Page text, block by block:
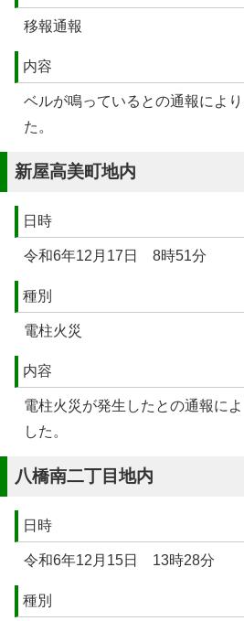
移報通報
内容
ベルが鳴っているとの通報によ
た。
新屋高美町地内
日時
令和6年12月17日 8時51分
種別
電柱火災
内容
電柱火災が発生したとの通報に
した。
八橋南二丁目地内
日時
令和6年12月15日 13時28分
種別